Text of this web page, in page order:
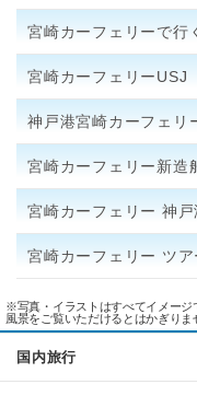
宮崎カーフェリーで行
宮崎カーフェリーUSJ
神戸港宮崎カーフェリ
宮崎カーフェリー新造
宮崎カーフェリー 神戸
宮崎カーフェリー ツア
※写真・イラストはすべてイメージ
風景をご覧いただけるとはかぎりま
国内旅行